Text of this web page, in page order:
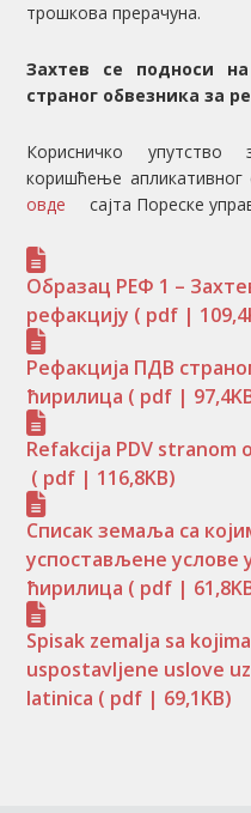
трошкова прерачуна.
Захтев се подноси
страног обвезника за
Корисничко
коришћење
сајта Пореске
овде
Образац РЕФ 1 –
рефакцију ( pdf |
Рефакција ПДВ
ћирилица ( pdf |
Refakcija PDV stranom
( pdf | 116,8KB)
Списак земаља са
успостављене услове
ћирилица ( pdf |
Spisak zemalja sa
uspostavljene uslove
latinica ( pdf | 69,1KB)